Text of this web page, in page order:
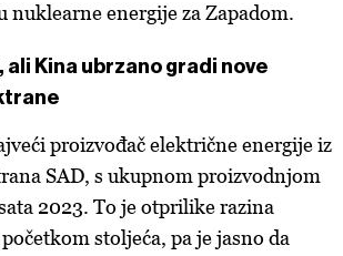
nuklearne energije za Zapadom.
Kina ubrzano gradi nove
proizvođač električne energije iz
SAD, s ukupnom proizvodnjom
2023. To je otprilike razina
stoljeća, pa je jasno da